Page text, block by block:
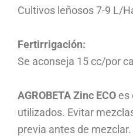
Cultivos leñosos 7-9 L/
Fertirrigación:
Se aconseja 15 cc/por
AGROBETA Zinc ECO es
utilizados. Evitar
previa antes de mezclar.